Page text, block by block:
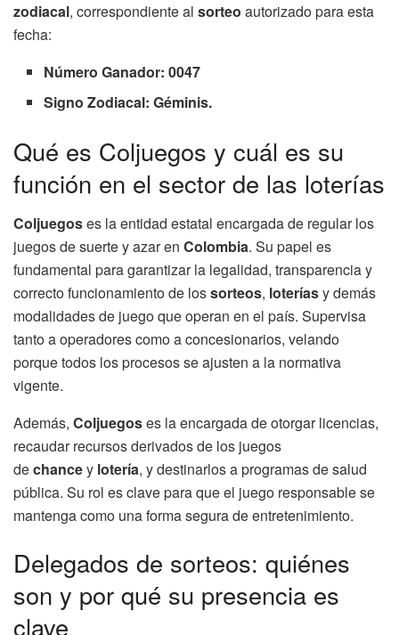
zodiacal, correspondiente al sorteo autorizado para esta
fecha:
Número Ganador: 0047
Signo Zodiacal: Géminis.
Qué es Coljuegos y cuál es su
función en el sector de las loterías
Coljuegoses la entidad estatal encargada de regular los
juegos de suerte y azar en Colombia. Su papel es
fundamental para garantizar la legalidad, transparencia y
correcto funcionamiento de lossorteos, loteríasy demás
modalidades de juego que operan en el país. Supervisa
tanto a operadores como a concesionarios, velando
porque todos los procesos se ajusten a la normativa
vigente.
Además, Coljuegoses la encargada de otorgar licencias,
recaudar recursos derivados de los juegos
dechancey lotería, y destinarlos a programas de salud
pública. Su rol es clave para que el juego responsable se
mantenga como una forma segura de entretenimiento.
Delegados de sorteos: quiénes
son y por qué su presencia es
clave